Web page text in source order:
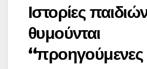
Ιστορίες
θυμούνται
“προηγούμενες